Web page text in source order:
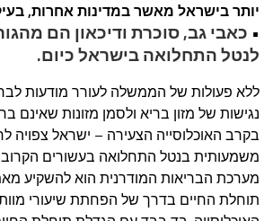
יותר בישראל מאשר במדינות אחרות,
• כאבי גב, סוכרת ודיכאון הם
לנטל התחלואה בישראל כיום.
ללא פעולות של הממשלה לעורר מודעות
נגישות של מזון בריא ולסמן מזונות שאינם
בקרב האוכלוסייה הצעירה – ישראל צפויה
משמעותית בנטל התחלואה בעשורים
מערכת הבריאות המודרנית הוא להשקיע
תוחלת החיים בדרך של הפחתת שיעורי